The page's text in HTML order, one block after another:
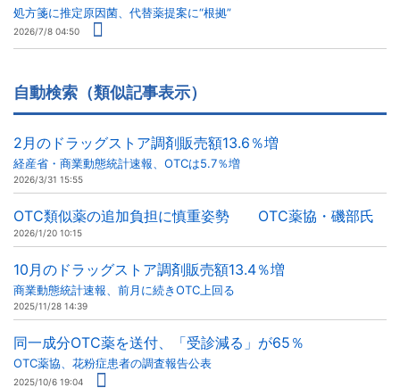
処方箋に推定原因菌、代替薬提案に“根拠”
2026/7/8 04:50
自動検索（類似記事表示）
2月のドラッグストア調剤販売額13.6％増
経産省・商業動態統計速報、OTCは5.7％増
2026/3/31 15:55
OTC類似薬の追加負担に慎重姿勢 OTC薬協・磯部氏
2026/1/20 10:15
10月のドラッグストア調剤販売額13.4％増
商業動態統計速報、前月に続きOTC上回る
2025/11/28 14:39
同一成分OTC薬を送付、「受診減る」が65％
OTC薬協、花粉症患者の調査報告公表
2025/10/6 19:04